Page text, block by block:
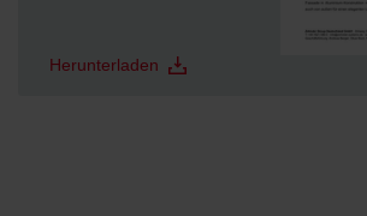
Herunterladen